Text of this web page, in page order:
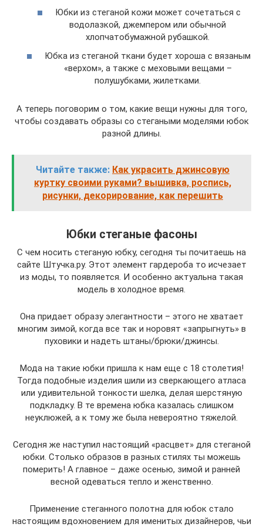
Юбки из стеганой кожи может сочетаться с
водолазкой, джемпером или обычной
хлопчатобумажной рубашкой.
Юбка из стеганой ткани будет хороша с вязаным
«верхом», а также с меховыми вещами –
полушубками, жилетками.
А теперь поговорим о том, какие вещи нужны для того,
чтобы создавать образы со стегаными моделями юбок
разной длины.
Читайте также: Как украсить джинсовую
куртку своими руками? вышивка, роспись,
рисунки, декорирование, как перешить
Юбки стеганые фасоны
С чем носить стеганую юбку, сегодня ты почитаешь на
сайте Штучка.ру. Этот элемент гардероба то исчезает
из моды, то появляется. И особенно актуальна такая
модель в холодное время.
Она придает образу элегантности – этого не хватает
многим зимой, когда все так и норовят «запрыгнуть» в
пуховики и надеть штаны/брюки/джинсы.
Мода на такие юбки пришла к нам еще с 18 столетия!
Тогда подобные изделия шили из сверкающего атласа
или удивительной тонкости шелка, делая шерстяную
подкладку. В те времена юбка казалась слишком
неуклюжей, а к тому же была невероятно тяжелой.
Сегодня же наступил настоящий «расцвет» для стеганой
юбки. Столько образов в разных стилях ты можешь
померить! А главное – даже осенью, зимой и ранней
весной одеваться тепло и женственно.
Применение стеганного полотна для юбок стало
настоящим вдохновением для именитых дизайнеров, чьи